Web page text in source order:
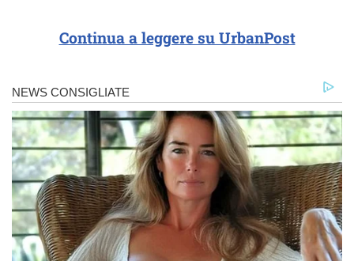
Continua a leggere su UrbanPost